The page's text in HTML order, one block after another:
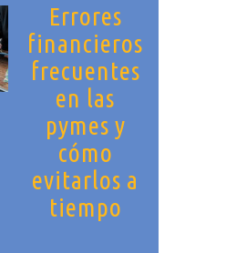
Errores
financieros
frecuentes
en las
pymes y
cómo
evitarlos a
tiempo